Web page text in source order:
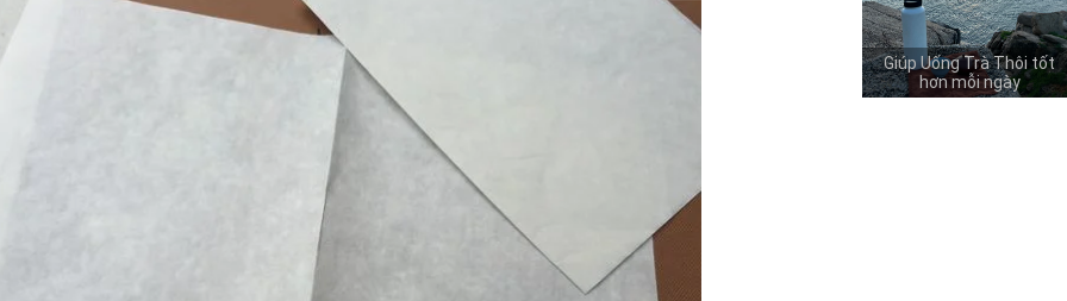
Giúp Uống Trà Thôi tốt
hơn mỗi ngày